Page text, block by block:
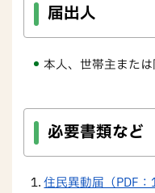
届出人
本人、世帯主また
必要書類など
住民異動届（PDF